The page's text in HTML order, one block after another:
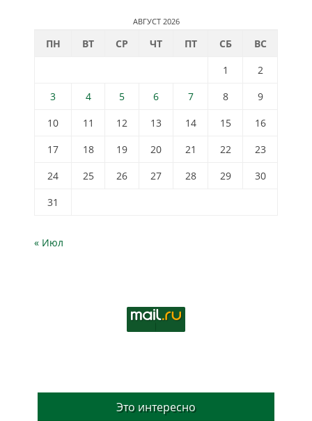
АВГУСТ 2026
ПН ВТ СР ЧТ ПТ СБ
ВС
1
2
3
4 5 6 7 8
9
10
11 12 13 14 15
16
17
18 19 20 21 22
23
24
25 26 27 28 29
30
31
« Июл
Это интересно